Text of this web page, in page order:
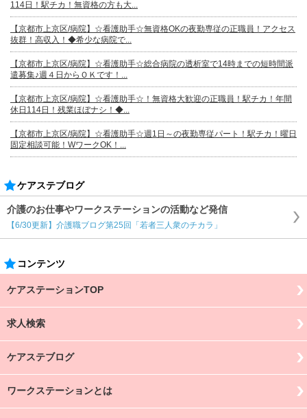
114日！駅チカ！無資格の方も大...
【京都市上京区/病院】☆看護助手☆無資格OKの夜勤専従の正職員！アクセス
抜群！高収入！◆希少な病院で...
【京都市上京区/病院】☆看護助手☆総合病院の透析室で14時までの短時間派
遣募集♪週４日からＯＫです！...
【京都市上京区/病院】☆看護助手☆！無資格大歓迎の正職員！駅チカ！年間
休日114日！残業ほぼナシ！◆...
【京都市上京区/病院】☆看護助手☆週1日～の夜勤専従パート！駅チカ！曜日
固定相談可能！WワークOK！...
ケアステブログ
介護のお仕事やワークステーションの活動など発信
【6/30更新】介護職ブログ第25回「若者三人衆のチカラ」
コンテンツ
ケアステーションTOP
求人検索
ケアステブログ
ワークステーションとは